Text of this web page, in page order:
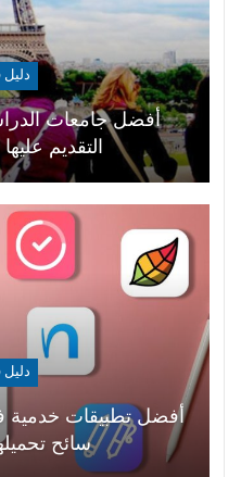
دليل
أفضل جامعات
التقديم
دليل
أفضل تطبيقات
سائح